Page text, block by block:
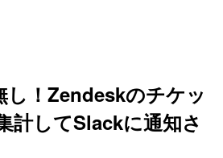
し！Zendeskのチケッ
計してSlackに通知さ